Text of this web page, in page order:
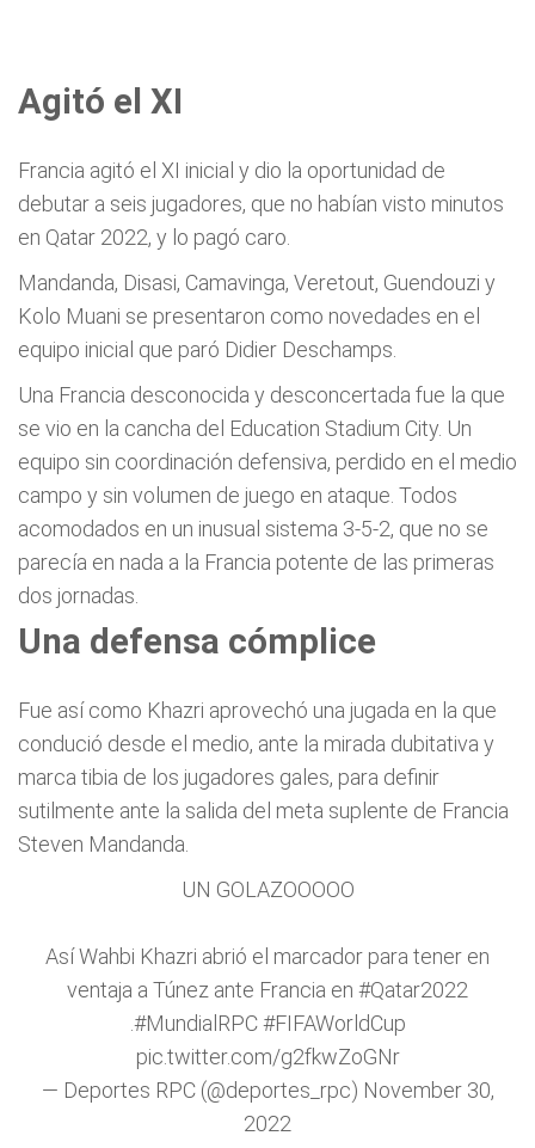
Agitó el XI
Francia agitó el XI inicial y dio la oportunidad de
debutar a seis jugadores, que no habían visto minutos
en Qatar 2022, y lo pagó caro.
Mandanda, Disasi, Camavinga, Veretout, Guendouzi y
Kolo Muani se presentaron como novedades en el
equipo inicial que paró Didier Deschamps.
Una Francia desconocida y desconcertada fue la que
se vio en la cancha del Education Stadium City. Un
equipo sin coordinación defensiva, perdido en el medio
campo y sin volumen de juego en ataque. Todos
acomodados en un inusual sistema 3-5-2, que no se
parecía en nada a la Francia potente de las primeras
dos jornadas.
Una defensa cómplice
Fue así como Khazri aprovechó una jugada en la que
condució desde el medio, ante la mirada dubitativa y
marca tibia de los jugadores gales, para definir
sutilmente ante la salida del meta suplente de Francia
Steven Mandanda.
UN GOLAZOOOOO
Así Wahbi Khazri abrió el marcador para tener en
ventaja a Túnez ante Francia en #Qatar2022
#MundialRPC #FIFAWorldCup
pic.twitter.com/g2fkwZoGNr
— Deportes RPC (@deportes_rpc) November 30,
2022